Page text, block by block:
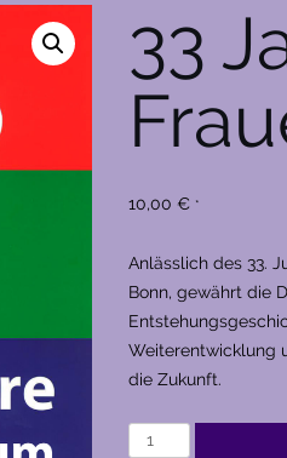
33
10,00 € *
Anlässlich des 33.
Bonn, gewährt die
Weiterentwicklung
die Zukunft.